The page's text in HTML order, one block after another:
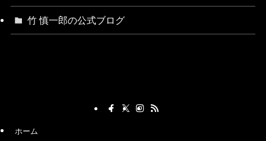
竹 慎一郎の公式ブログ
ホーム